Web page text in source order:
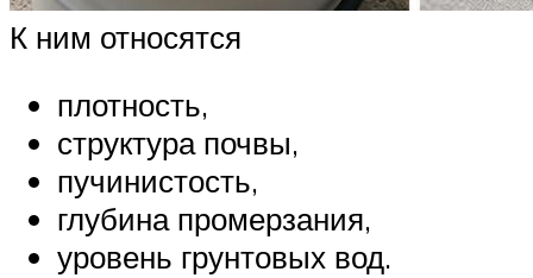
К ним относятся
плотность,
структура почвы,
пучинистость,
глубина промерзания,
уровень грунтовых вод.